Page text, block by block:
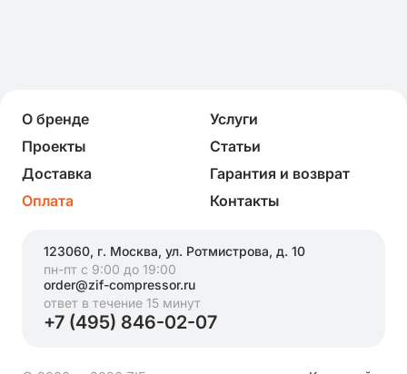
О бренде
Услуги
Проекты
Статьи
Доставка
Гарантия и возврат
Оплата
Контакты
123060, г. Москва, ул. Ротмистрова, д. 10
пн-пт с 9:00 до 19:00
order@zif-compressor.ru
ответ в течение 15 минут
+7 (495) 846-02-07